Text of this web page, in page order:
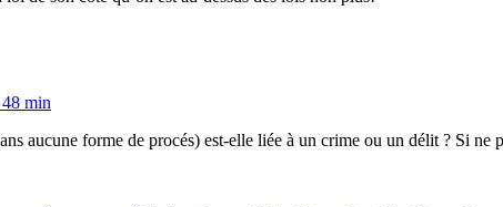
min
aucune forme de procés) est-elle liée à un crime ou un délit ? Si